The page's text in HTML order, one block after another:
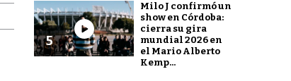
5
Milo J confirmó un
show en Córdoba:
cierra su gira
mundial 2026 en
el Mario Alberto
Kemp...